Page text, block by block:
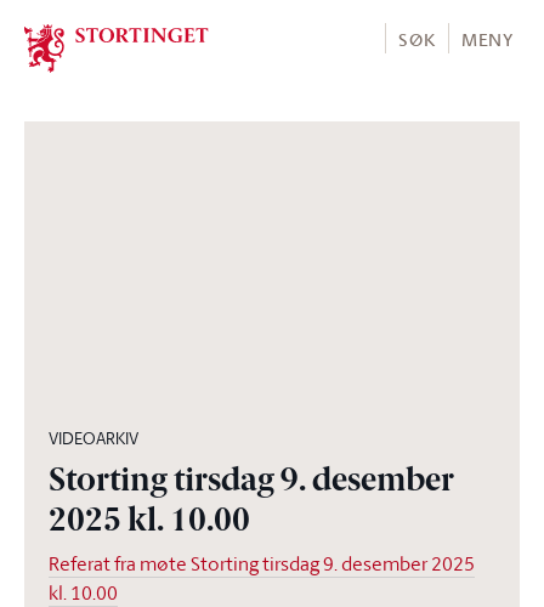
Stortinget.no
SØK MENY
VIDEOARKIV
Storting tirsdag 9. desember
2025 kl. 10.00
Referat fra møte Storting tirsdag 9. desember 2025
kl. 10.00